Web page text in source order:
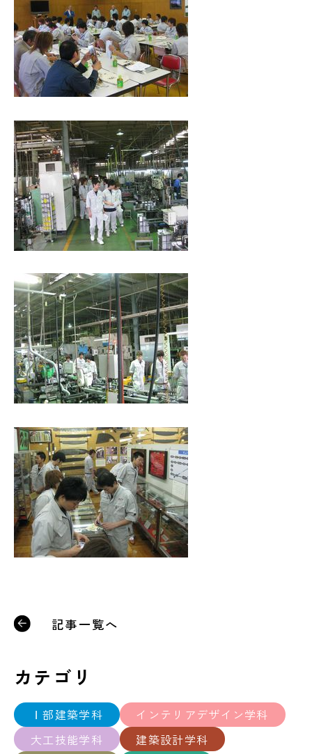
記事一覧へ
カテゴリ
Ⅰ部建築学科
インテリアデザイン学科
大工技能学科
建築設計学科